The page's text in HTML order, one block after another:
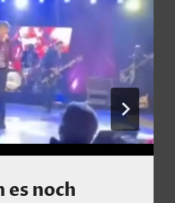
es noch